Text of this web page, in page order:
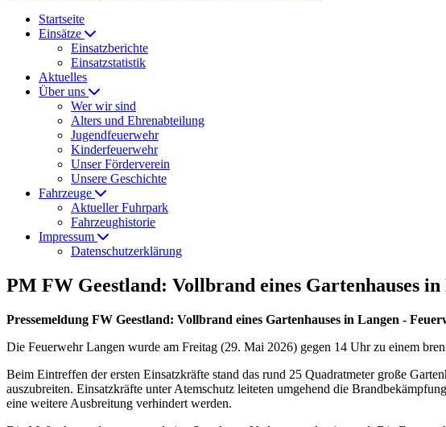
Startseite
Einsätze
Einsatzberichte
Einsatzstatistik
Aktuelles
Über uns
Wer wir sind
Alters und Ehrenabteilung
Jugendfeuerwehr
Kinderfeuerwehr
Unser Förderverein
Unsere Geschichte
Fahrzeuge
Aktueller Fuhrpark
Fahrzeughistorie
Impressum
Datenschutzerklärung
PM FW Geestland: Vollbrand eines Gartenhauses
Pressemeldung FW Geestland: Vollbrand eines Gartenhauses in Langen -
Die Feuerwehr Langen wurde am Freitag (29. Mai 2026) gegen 14 Uhr zu einem
Beim Eintreffen der ersten Einsatzkräfte stand das rund 25 Quadratmeter große
auszubreiten. Einsatzkräfte unter Atemschutz leiteten umgehend die
eine weitere Ausbreitung verhindert werden.